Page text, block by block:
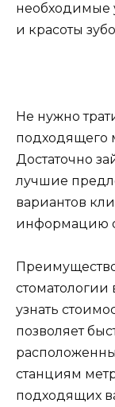
необходимые
и красоты
Не нужно
подходящего
Достаточно
лучшие
вариантов
информацию
узнать
позволяет
станциям
подходящих